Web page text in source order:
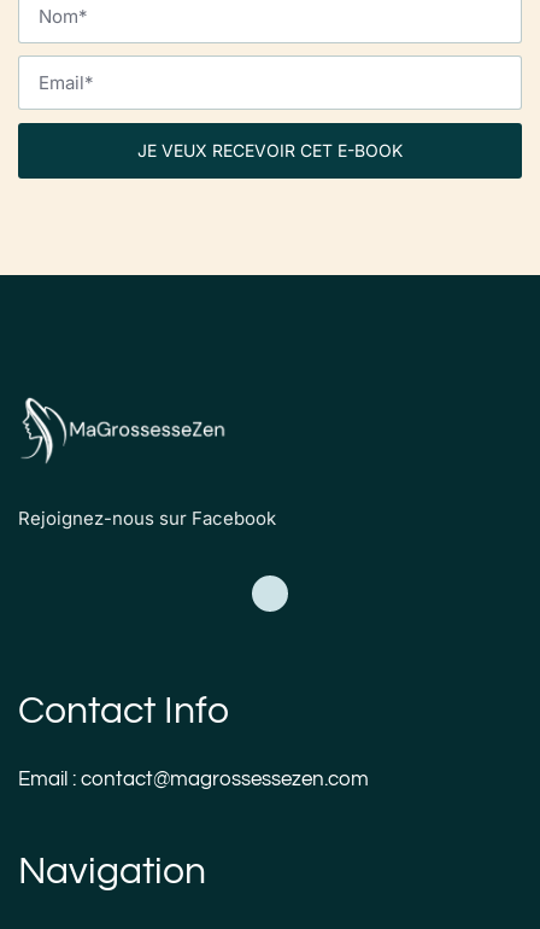
JE VEUX RECEVOIR CET E-BOOK
Rejoignez-nous sur Facebook
Contact Info
Email : contact@magrossessezen.com
Navigation